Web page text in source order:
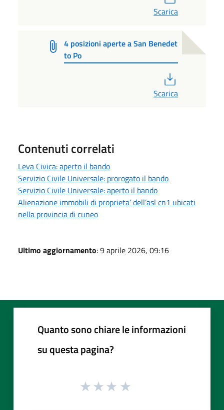
Scarica
4 posizioni aperte a San Benedet
to Po
Scarica
Contenuti correlati
Leva Civica: aperto il bando
Servizio Civile Universale: prorogato il bando
Servizio Civile Universale: aperto il bando
Alienazione immobili di proprieta’ dell’asl cn1 ubicati
nella provincia di cuneo
Ultimo aggiornamento: 9 aprile 2026, 09:16
Quanto sono chiare le informazioni
su questa pagina?